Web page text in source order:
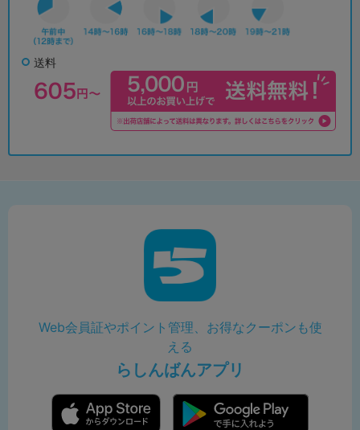
送料
Web会員証やポイント管理、お得なクーポンも使
える
らしんばんアプリ